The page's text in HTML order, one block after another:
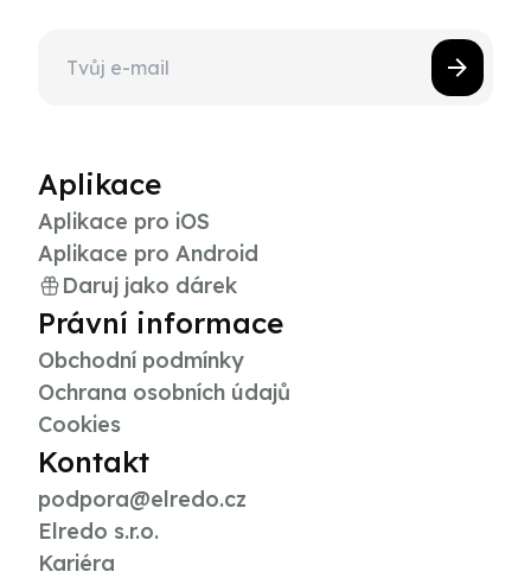
Aplikace
Aplikace pro iOS
Aplikace pro Android
Daruj jako dárek
Právní informace
Obchodní podmínky
Ochrana osobních údajů
Cookies
Kontakt
podpora@elredo.cz
Elredo s.r.o.
Kariéra